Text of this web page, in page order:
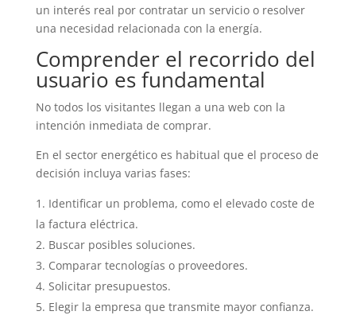
un interés real por contratar un servicio o resolver
una necesidad relacionada con la energía.
Comprender el recorrido del
usuario es fundamental
No todos los visitantes llegan a una web con la
intención inmediata de comprar.
En el sector energético es habitual que el proceso de
decisión incluya varias fases:
Identificar un problema, como el elevado coste de
la factura eléctrica.
Buscar posibles soluciones.
Comparar tecnologías o proveedores.
Solicitar presupuestos.
Elegir la empresa que transmite mayor confianza.